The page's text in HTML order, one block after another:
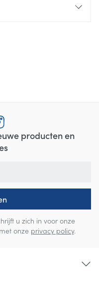
producten en
u zich in voor onze
onze privacy policy.